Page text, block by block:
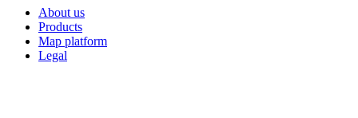
About us
Products
Map platform
Legal